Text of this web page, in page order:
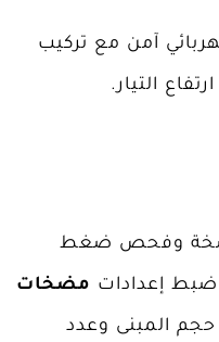
آمن مع تركيب
التيار.
وفحص ضغط
ضبط إعدادات مضخات
المبنى وعدد